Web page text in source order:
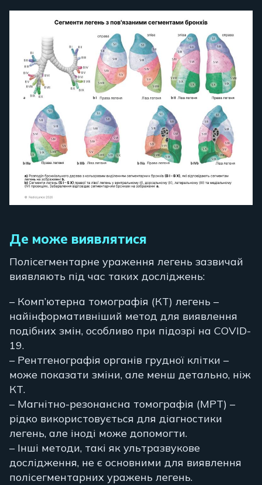
Де може виявлятися
Полісегментарне ураження легень зазвичай
виявляють під час таких досліджень:
– Комп’ютерна томографія (КТ) легень –
найінформативніший метод для виявлення
подібних змін, особливо при підозрі на COVID-
19.
– Рентгенографія органів грудної клітки –
може показати зміни, але менш детально, ніж
КТ.
– Магнітно-резонансна томографія (МРТ) –
рідко використовується для діагностики
легень, але іноді може допомогти.
– Інші методи, такі як ультразвукове
дослідження, не є основними для виявлення
полісегментарних уражень легень.